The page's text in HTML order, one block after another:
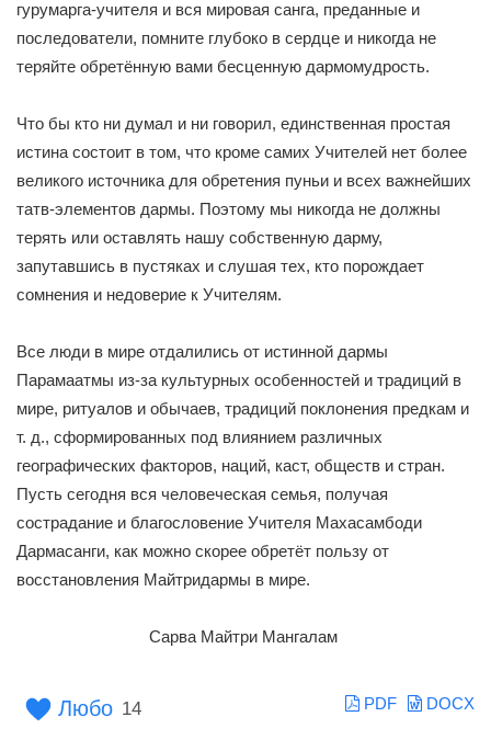
гурумарга-учителя и вся мировая санга, преданные и
последователи, помните глубоко в сердце и никогда не
теряйте обретённую вами бесценную дармомудрость.
Что бы кто ни думал и ни говорил, единственная простая
истина состоит в том, что кроме самих Учителей нет более
великого источника для обретения пуньи и всех важнейших
татв-элементов дармы. Поэтому мы никогда не должны
терять или оставлять нашу собственную дарму,
запутавшись в пустяках и слушая тех, кто порождает
сомнения и недоверие к Учителям.
Все люди в мире отдалились от истинной дармы
Парамаатмы из-за культурных особенностей и традиций в
мире, ритуалов и обычаев, традиций поклонения предкам и
т. д., сформированных под влиянием различных
географических факторов, наций, каст, обществ и стран.
Пусть сегодня вся человеческая семья, получая
сострадание и благословение Учителя Махасамбоди
Дармасанги, как можно скорее обретёт пользу от
восстановления Майтридармы в мире.
Сарва Майтри Мангалам
DOCX
PDF
Любо 14